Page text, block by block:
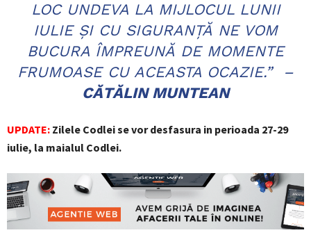
LOC UNDEVA LA MIJLOCUL LUNII
IULIE ȘI CU SIGURANȚĂ NE VOM
BUCURA ÎMPREUNĂ DE MOMENTE
FRUMOASE CU ACEASTA OCAZIE.” –
CĂTĂLIN MUNTEAN
UPDATE: Zilele Codlei se vor desfasura in perioada 27-29
iulie, la maialul Codlei.